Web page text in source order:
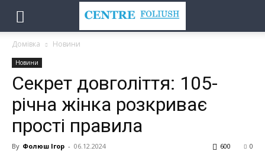
Домівка Новини
Новини
Секрет довголіття: 105-
річна жінка розкриває
прості правила
By Фолюш Ігор - 06.12.2024 0
600